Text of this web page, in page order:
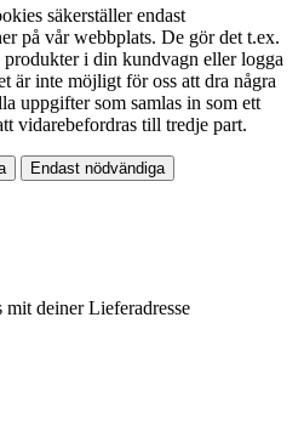
säkerställer endast
på vår webbplats. De gör det t.ex.
i din kundvagn eller logga
är inte möjligt för oss att dra några
uppgifter som samlas in som ett
vidarebefordras till tredje part.
Endast nödvändiga
mit deiner Lieferadresse